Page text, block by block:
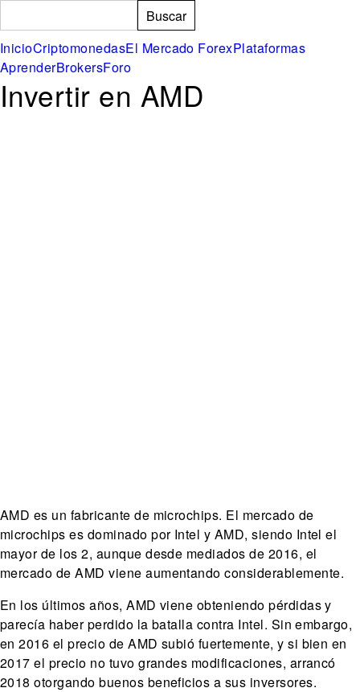
Formulario de búsqueda
InicioCriptomonedasEl Mercado ForexPlataformas
AprenderBrokersForo
Invertir en AMD
AMD es un fabricante de microchips. El mercado de
microchips es dominado por Intel y AMD, siendo Intel el
mayor de los 2, aunque desde mediados de 2016, el
mercado de AMD viene aumentando considerablemente.
En los últimos años, AMD viene obteniendo pérdidas y
parecía haber perdido la batalla contra Intel. Sin embargo,
en 2016 el precio de AMD subió fuertemente, y si bien en
2017 el precio no tuvo grandes modificaciones, arrancó
2018 otorgando buenos beneficios a sus inversores.